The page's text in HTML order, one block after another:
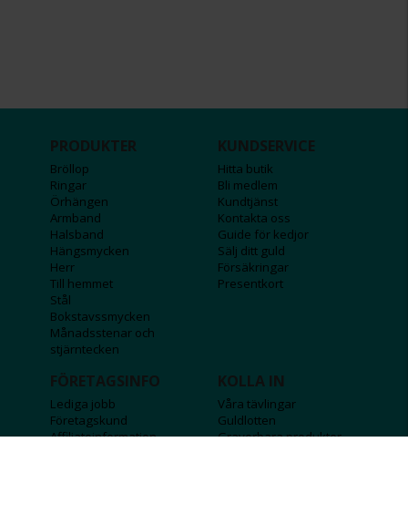
PRODUKTER
Bröllop
Ringar
Örhängen
Armband
Halsband
Hängsmycken
Herr
Till hemmet
Stål
Bokstavssmycken
Månadsstenar och
stjärntecken
KUNDSERVICE
Hitta butik
Bli medlem
Kundtjänst
Kontakta oss
Guide för kedjor
Sälj ditt guld
Försäkringar
Presentkort
FÖRETAGSINFO
Lediga jobb
Företagskund
Affiliateinformation
KOLLA IN
Våra tävlingar
Guldlotten
Graverbara produkter